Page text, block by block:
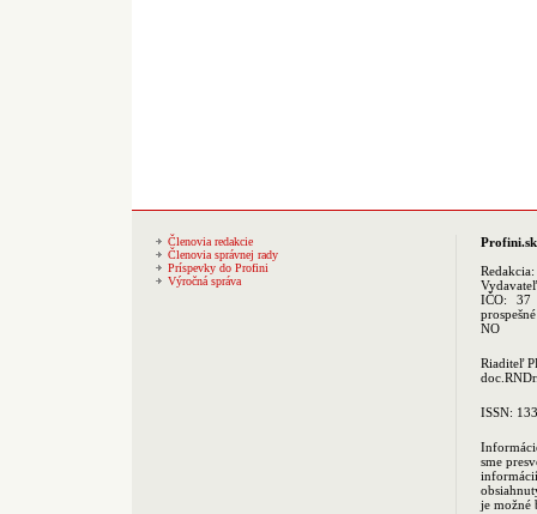
Členovia redakcie
Členovia správnej rady
Príspevky do Profini
Výročná správa
Profini.sk
Redakcia:
IČO: 37
NO
Riaditeľ
ISSN:
sme
je možné